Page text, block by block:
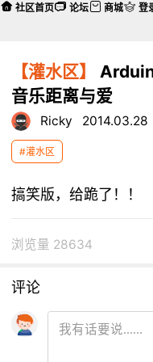
【灌水区】
音乐距离与爱
Ricky 2014.03.28
#灌水区
搞笑版，给跪了！！
浏览量 28634
评论
社区首页 论坛 商城 登